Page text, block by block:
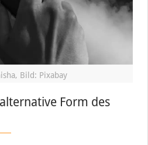
Bild: Pixabay
Form des